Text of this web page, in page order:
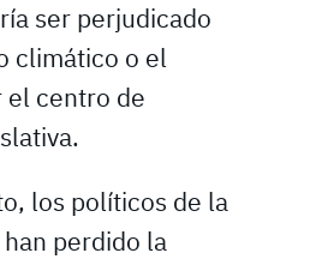
ser perjudicado
climático o el
el centro de
los políticos de la
perdido la